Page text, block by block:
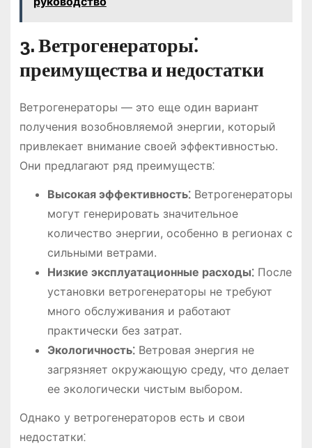
3. Ветрогенераторы⁚
преимущества и недостатки
Ветрогенераторы — это еще один вариант
получения возобновляемой энергии, который
привлекает внимание своей эффективностью.
Они предлагают ряд преимуществ⁚
Высокая эффективность⁚Ветрогенераторы
могут генерировать значительное
количество энергии, особенно в регионах с
сильными ветрами.
Низкие эксплуатационные расходы⁚После
установки ветрогенераторы не требуют
много обслуживания и работают
практически без затрат.
Экологичность⁚Ветровая энергия не
загрязняет окружающую среду, что делает
ее экологически чистым выбором.
Однако у ветрогенераторов есть и свои
недостатки⁚